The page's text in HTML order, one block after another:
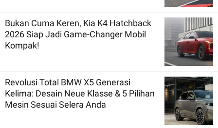
Bukan Cuma Keren, Kia K4 Hatchback
2026 Siap Jadi Game-Changer Mobil
Kompak!
Revolusi Total BMW X5 Generasi
Kelima: Desain Neue Klasse & 5 Pilihan
Mesin Sesuai Selera Anda